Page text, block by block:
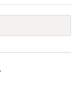
法の一つです。 ご自
不利になる事情を記
しまうため慎重に検